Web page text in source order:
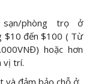
sạn/phòng trọ ở
$10 đến $100 ( Từ
hoặc hơn
vị trí.